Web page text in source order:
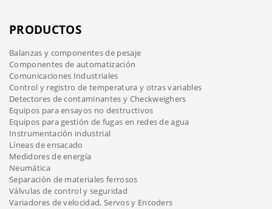
PRODUCTOS
Balanzas y componentes de pesaje
Componentes de automatización
Comunicaciones Industriales
Control y registro de temperatura y otras variables
Detectores de contaminantes y Checkweighers
Equipos para ensayos no destructivos
Equipos para gestión de fugas en redes de agua
Instrumentación industrial
Líneas de ensacado
Medidores de energía
Neumática
Separación de materiales ferrosos
Válvulas de control y seguridad
Variadores de velocidad, Servos y Encoders